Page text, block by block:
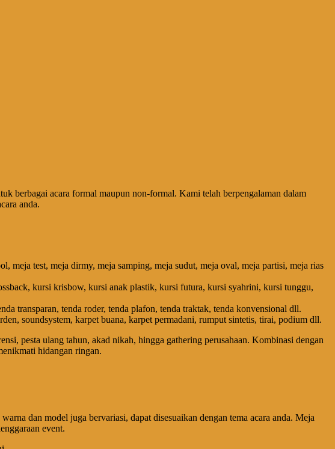
berbagai acara formal maupun non-formal. Kami telah berpengalaman dalam
anda.
meja test, meja dirmy, meja samping, meja sudut, meja oval, meja partisi, meja rias
kursi krisbow, kursi anak plastik, kursi futura, kursi syahrini, kursi tunggu,
transparan, tenda roder, tenda plafon, tenda traktak, tenda konvensional dll.
soundsystem, karpet buana, karpet permadani, rumput sintetis, tirai, podium dll.
pesta ulang tahun, akad nikah, hingga gathering perusahaan. Kombinasi dengan
hidangan ringan.
dan model juga bervariasi, dapat disesuaikan dengan tema acara anda. Meja
event.